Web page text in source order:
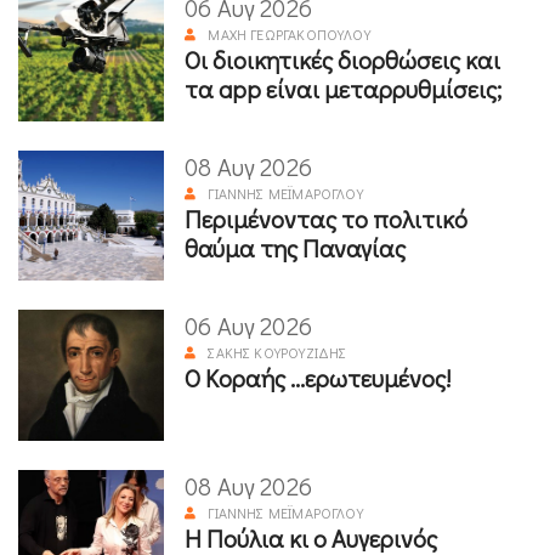
06 Αυγ 2026
ΜΆΧΗ ΓΕΩΡΓΑΚΟΠΟΎΛΟΥ
Οι διοικητικές διορθώσεις και
τα app είναι μεταρρυθμίσεις;
08 Αυγ 2026
ΓΙΆΝΝΗΣ ΜΕΪΜΆΡΟΓΛΟΥ
Περιμένοντας το πολιτικό
θαύμα της Παναγίας
06 Αυγ 2026
ΣΆΚΗΣ ΚΟΥΡΟΥΖΊΔΗΣ
Ο Κοραής ...ερωτευμένος!
08 Αυγ 2026
ΓΙΆΝΝΗΣ ΜΕΪΜΆΡΟΓΛΟΥ
Η Πούλια κι ο Αυγερινός